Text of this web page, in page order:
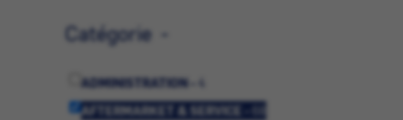
Catégorie
ADMINISTRATION -
4
AFTERMARKET & SERVICE -